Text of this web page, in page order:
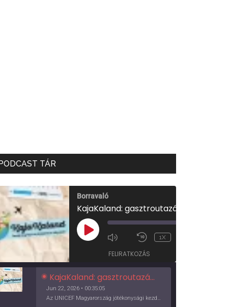
TÁR
Borravaló
PLAY
EPISODE
1X
FELIRATKOZÁS
KajaKaland: gasztroutazás a föld körül
Jun 22, 2026 • 00:35:05
Az UNICEF Magyarország jótékonysági kezdeményezése izgalmas, egész éves világkörüli ízutazásra hív, igazi családi program és gasztroedukáció, illetve segítség a rászorulóknak is egyben.